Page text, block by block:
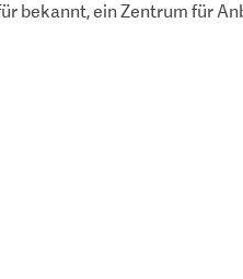
bekannt, ein Zentrum für